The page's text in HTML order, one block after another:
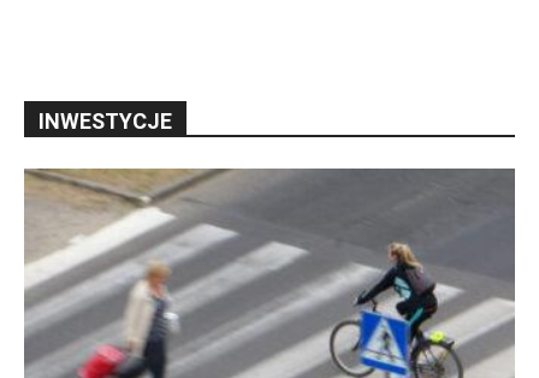
INWESTYCJE